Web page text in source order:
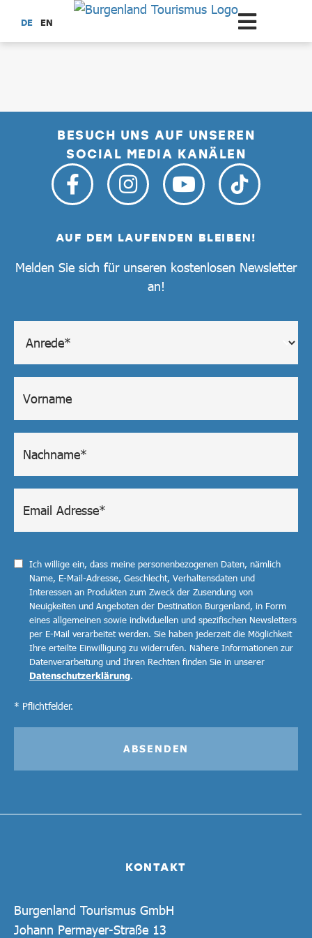
Zum Hauptinhalt springen
DE EN
BESUCH UNS AUF UNSEREN
SOCIAL MEDIA KANÄLEN
KONTAKT
Burgenland Tourismus GmbH
Johann Permayer-Straße 13
AUF DEM LAUFENDEN BLEIBEN!
Melden Sie sich für unseren kostenlosen Newsletter
an!
Ich willige ein, dass meine personenbezogenen Daten, nämlich
Name, E-Mail-Adresse, Geschlecht, Verhaltensdaten und
Interessen an Produkten zum Zweck der Zusendung von
Neuigkeiten und Angeboten der Destination Burgenland, in Form
eines allgemeinen sowie individuellen und spezifischen Newsletters
per E-Mail verarbeitet werden. Sie haben jederzeit die Möglichkeit
Ihre erteilte Einwilligung zu widerrufen. Nähere Informationen zur
Datenverarbeitung und Ihren Rechten finden Sie in unserer
Datenschutzerklärung.
* Pflichtfelder.
ABSENDEN